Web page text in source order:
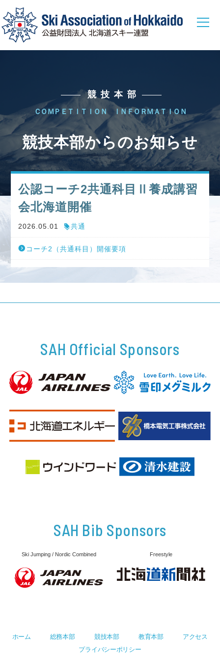
総務本部に関する各種情報
競技本部
競技本部からのお知らせ
ウィンタースポーツ選手からのメッセージ
ジャンプ コンバインド クロスカントリー
アルペン フリースタイル
マスターズ
教育本部
教育本部に関する各種情報
競技本部
ＣＯＭＰＥＴＩＴＩＯＮ ＩＮＦＯＲＭＡＴＩＯＮ
競技本部からのお知らせ
公認コーチ2共通科目Ⅱ養成講習
会北海道開催
2026.05.01 共通
コーチ2（共通科目）開催要項
SAH Official Sponsors
SAH Bib Sponsors
Ski Jumping / Nordic Combined Freestyle
ホーム 総務本部 競技本部 教育本部
アクセス
プライバシーポリシー